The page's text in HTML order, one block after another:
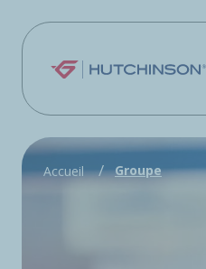
Aller au contenu principal
Accueil Groupe